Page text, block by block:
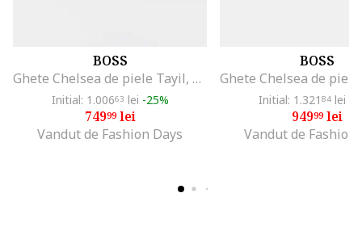
BOSS
Ghete Chelsea de piele Tayil, Negru
Initial: 1.00663 lei -25%
74999lei
Vandut de Fashion Days
BOSS
Initial: 1.321 84lei
94999lei
Vandut de Fashion